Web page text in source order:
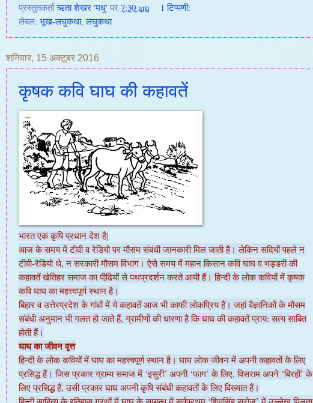
प्रस्तुतकर्ताऋता शेखर 'मधु' पर 7:30 am
1 टिप्पणी:
लेबल: भूख-लघुकथा,लघुकथा
शनिवार, 15 अक्टूबर 2016
कृषक कवि घाघ की कहावतें
भारत एक कृषि प्रधान देश है|
आज के समय में टीवी व रेडियो पर मौसम संबंधी जानकारी मिल जाती है। लेकिन सदियों पहले न
टीवी-रेडियो थे,न सरकारी मौसम विभाग। ऐसे समय में महान किसान कवि घाघ व भड्डरी की
कहावतें खेतिहर समाज का पीढि़यों से पथप्रदर्शन करते आयी हैं। हिन्दी के लोक कवियों में कृषक
कवि घाघ का महत्त्वपूर्ण स्थान है।
बिहार व उत्तेरप्रदेश के गांवों में ये कहावतें आज भी काफी लोकप्रिय हैं। जहां वैज्ञानिकों के मौसम
संबंधी अनुमान भी गलत हो जाते हैं,ग्रामीणों की धारणा है कि घाघ की कहावतें प्राय: सत्य साबित
होती हैं।
घाघ का जीवन वृत्त
हिन्दी के लोक कवियों में घाघ का महत्त्वपूर्ण स्थान है। घाघ लोक जीवन में अपनी कहावतों के लिए
प्रसिद्ध हैं। जिस प्रकार ग्राम्य समाज में ‘इसुरी’ अपनी ‘फाग’के लिए,विसराम अपने ‘बिरहों’के
लिए प्रसिद्ध हैं,उसी प्रकार घाघ अपनी कृषि संबंधी कहावतों के लिए विख्यात हैं।